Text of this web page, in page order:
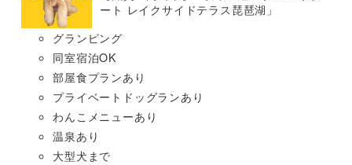
ート レイクサイドテラス琵琶湖」
グランピング
同室宿泊OK
部屋食プランあり
プライベートドッグランあり
わんこメニューあり
温泉あり
大型犬まで